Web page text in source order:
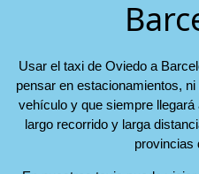
Usar el taxi de Oviedo a
pensar en estacionamientos,
vehículo y que siempre
largo recorrido y larga
provincias